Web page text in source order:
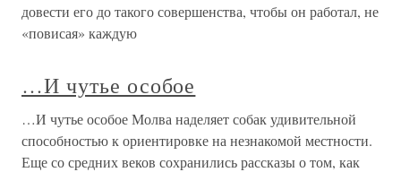
довести его до такого совершенства, чтобы он работал, не
«повисая» каждую
…И чутье особое
…И чутье особое Молва наделяет собак удивительной
способностью к ориентировке на незнакомой местности.
Еще со средних веков сохранились рассказы о том, как